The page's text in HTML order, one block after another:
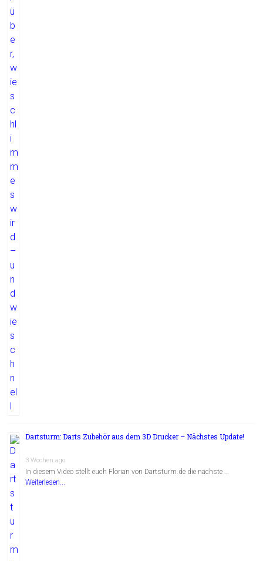
Dartsturm: Darts Zubehör aus dem 3D Drucker – Nächstes Update!
3 Wochen ago
In diesem Video stellt euch Florian von Dartsturm.de die nächste …
Weiterlesen...